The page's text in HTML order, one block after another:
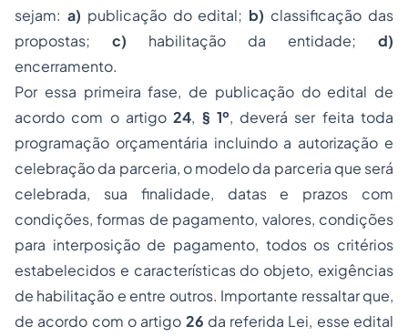
sejam: a) publicação do edital; b) classificação das
propostas; c) habilitação da entidade; d)
encerramento.
Por essa primeira fase, de publicação do edital de
acordo com o artigo24, § 1º, deverá ser feita toda
programação orçamentária incluindo a autorização e
celebração da parceria, o modelo da parceria que será
celebrada, sua finalidade, datas e prazos com
condições, formas de pagamento, valores, condições
para interposição de pagamento, todos os critérios
estabelecidos e características do objeto, exigências
de habilitação e entre outros. Importante ressaltar que,
de acordo com o artigo 26 da referida Lei, esse edital